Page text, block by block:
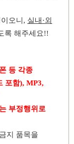
오니 , 실내 ·외
록 해주세요!!
등 각종
포함), MP3,
부정행위로
지 품목을